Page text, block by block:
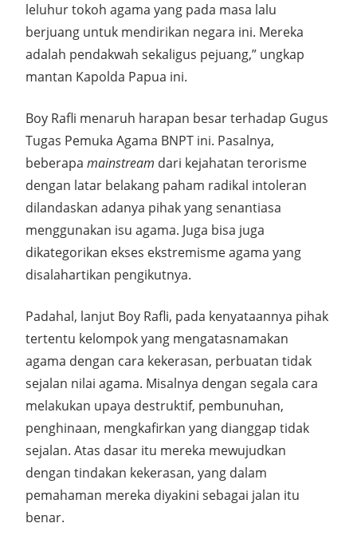
leluhur tokoh agama yang pada masa lalu
berjuang untuk mendirikan negara ini. Mereka
adalah pendakwah sekaligus pejuang,” ungkap
mantan Kapolda Papua ini.
Boy Rafli menaruh harapan besar terhadap Gugus
Tugas Pemuka Agama BNPT ini. Pasalnya,
beberapa mainstream dari kejahatan terorisme
dengan latar belakang paham radikal intoleran
dilandaskan adanya pihak yang senantiasa
menggunakan isu agama. Juga bisa juga
dikategorikan ekses ekstremisme agama yang
disalahartikan pengikutnya.
Padahal, lanjut Boy Rafli, pada kenyataannya pihak
tertentu kelompok yang mengatasnamakan
agama dengan cara kekerasan, perbuatan tidak
sejalan nilai agama. Misalnya dengan segala cara
melakukan upaya destruktif, pembunuhan,
penghinaan, mengkafirkan yang dianggap tidak
sejalan. Atas dasar itu mereka mewujudkan
dengan tindakan kekerasan, yang dalam
pemahaman mereka diyakini sebagai jalan itu
benar.